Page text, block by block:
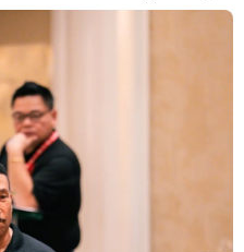
to share very soon!